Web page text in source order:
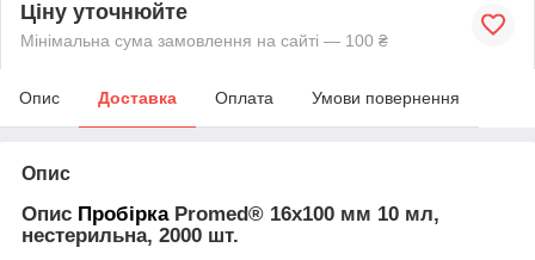
Ціну уточнюйте
Мінімальна сума замовлення на сайті — 100 ₴
Опис Доставка Оплата Умови повернення
Опис
Опис ПробіркаPromed® 16x100 мм 10 мл,
нестерильна, 2000 шт.